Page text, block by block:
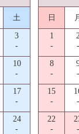
土
3
-
10
-
17
-
24
-
日
1
-
-
8
-
-
15
-
-
22
-
-